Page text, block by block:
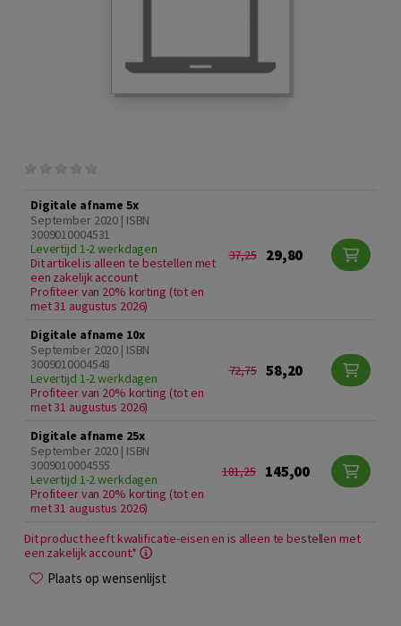
Digitale afname 5x
September 2020 | ISBN
3009010004531
Levertijd 1-2 werkdagen
Dit artikel is alleen te bestellen met
een zakelijk account
Profiteer van 20% korting (tot en
met 31 augustus 2026)
37,25 29,80
Digitale afname 10x
September 2020 | ISBN
3009010004548
Levertijd 1-2 werkdagen
Profiteer van 20% korting (tot en
met 31 augustus 2026)
72,75 58,20
Digitale afname 25x
September 2020 | ISBN
3009010004555
Levertijd 1-2 werkdagen
Profiteer van 20% korting (tot en
met 31 augustus 2026)
181,25 145,00
Dit product heeft kwalificatie-eisen en is alleen te bestellen met
een zakelijk account.*
Plaats op wensenlijst